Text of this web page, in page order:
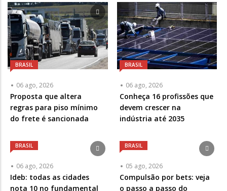
BRASIL
06 ago, 2026
Proposta que altera
regras para piso mínimo
do frete é sancionada
BRASIL
06 ago, 2026
Conheça 16 profissões que
devem crescer na
indústria até 2035
BRASIL
06 ago, 2026
Ideb: todas as cidades
nota 10 no fundamental
BRASIL
05 ago, 2026
Compulsão por bets: veja
o passo a passo do